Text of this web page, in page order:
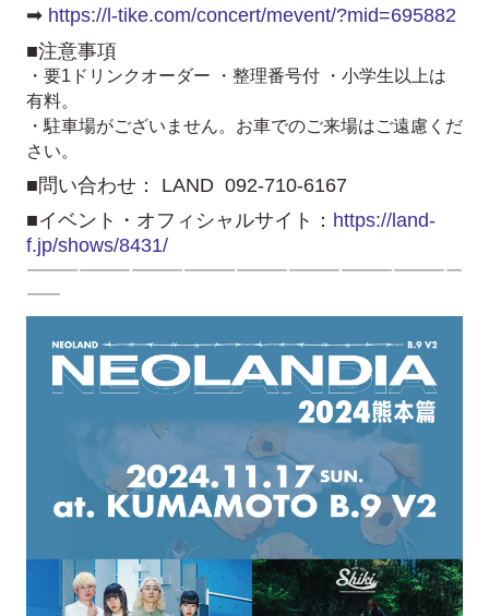
➡ https://l-tike.com/concert/mevent/?mid=695882
■注意事項
・要1ドリンクオーダー ・整理番号付 ・小学生以上は
有料。
・駐車場がございません。お車でのご来場はご遠慮くだ
さい。
■問い合わせ： LAND 092-710-6167
■イベント・オフィシャルサイト： https://land-
f.jp/shows/8431/
—————————————————————————
——